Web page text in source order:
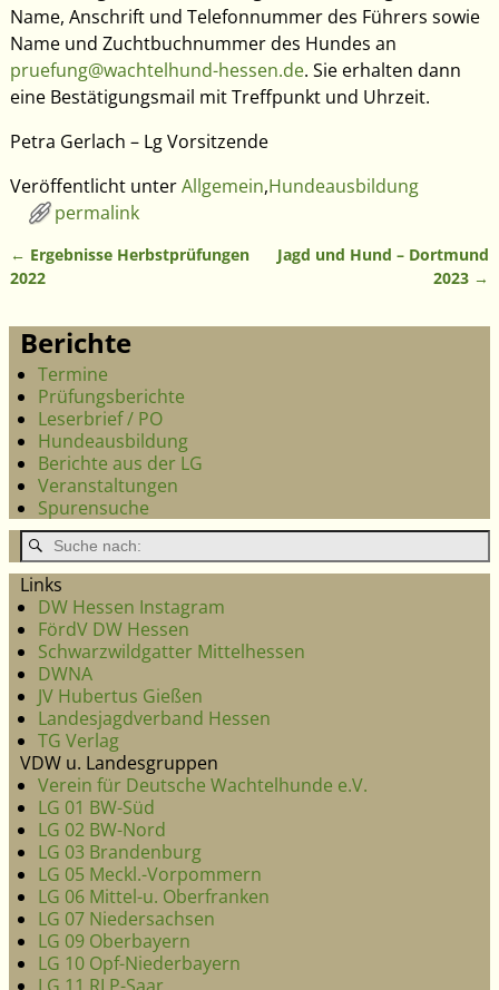
Name, Anschrift und Telefonnummer des Führers sowie
Name und Zuchtbuchnummer des Hundes an
pruefung@wachtelhund-hessen.de. Sie erhalten dann
eine Bestätigungsmail mit Treffpunkt und Uhrzeit.
Petra Gerlach – Lg Vorsitzende
Veröffentlicht unterAllgemein,Hundeausbildung
permalink
Artikelnavigation
← Ergebnisse Herbstprüfungen
2022
Jagd und Hund – Dortmund
2023 →
Berichte
Termine
Prüfungsberichte
Leserbrief / PO
Hundeausbildung
Berichte aus der LG
Veranstaltungen
Spurensuche
Links
DW Hessen Instagram
FördV DW Hessen
Schwarzwildgatter Mittelhessen
DWNA
JV Hubertus Gießen
Landesjagdverband Hessen
TG Verlag
VDW u. Landesgruppen
Verein für Deutsche Wachtelhunde e.V.
LG 01 BW-Süd
LG 02 BW-Nord
LG 03 Brandenburg
LG 05 Meckl.-Vorpommern
LG 06 Mittel-u. Oberfranken
LG 07 Niedersachsen
LG 09 Oberbayern
LG 10 Opf-Niederbayern